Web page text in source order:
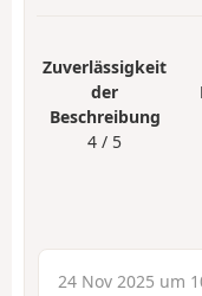
Zuverlässigkeit
der
Beschreibung
4 / 5
24 Nov 2025 um